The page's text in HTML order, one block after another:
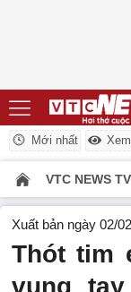
Mới nhất
VTC NEWS TV
Xuất bản ngày 02/
Thót tim
vung